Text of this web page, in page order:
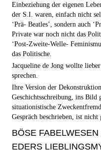
Einbeziehung der eigenen
der S.I. waren, einfach nicht
‘Prä- Beatles’, sondern auch
Private war noch nicht das
‘Post-Zweite-Welle-
das Politische.
Jacqueline de Jong wollte
sprechen.
Ihre Version der
Geschichtsschreibung, ins Bild
situationistische
Gespräch beschrieben, ist nicht
BÖSE
EDERS